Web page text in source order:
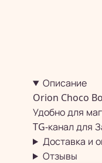
Описание
Orion Choco
Удобно для
TG-канал для
Доставка и
Отзывы